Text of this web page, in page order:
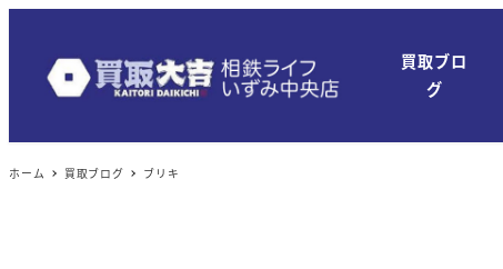
買取ブロ
グ
ホーム 買取ブログ ブリキ